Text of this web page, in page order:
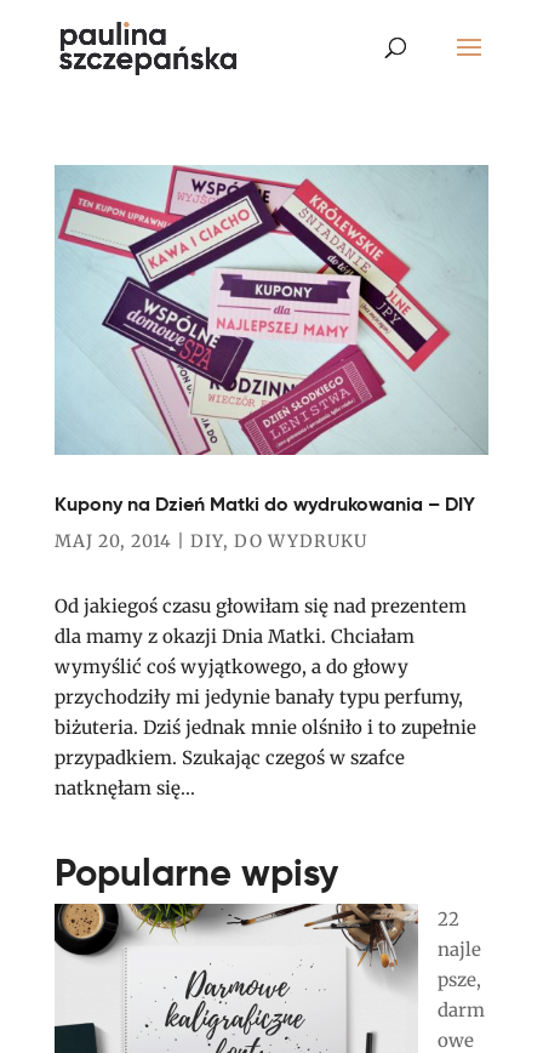
Kupony na Dzień Matki do wydrukowania – DIY
MAJ 20, 2014 DIY, DO WYDRUKU
Od jakiegoś czasu głowiłam się nad prezentem
dla mamy z okazji Dnia Matki. Chciałam
wymyślić coś wyjątkowego, a do głowy
przychodziły mi jedynie banały typu perfumy,
biżuteria. Dziś jednak mnie olśniło i to zupełnie
przypadkiem. Szukając czegoś w szafce
natknęłam się...
Popularne wpisy
22
najle
psze,
darm
owe